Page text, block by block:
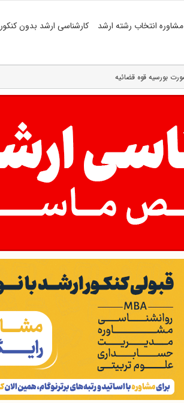
مشاوره انتخاب رشته ارشد کارشناسی ارشد بدون کنکور